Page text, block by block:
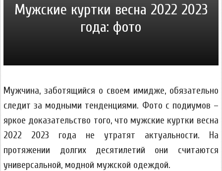
Мужские куртки весна 2022 2023
года: фото
Мужчина, заботящийся о своем имидже, обязательно
следит за модными тенденциями. Фото с подиумов –
яркое доказательство того, что мужские куртки весна
2022 2023 года не утратят актуальности. На
протяжении долгих десятилетий они считаются
универсальной, модной мужской одеждой.